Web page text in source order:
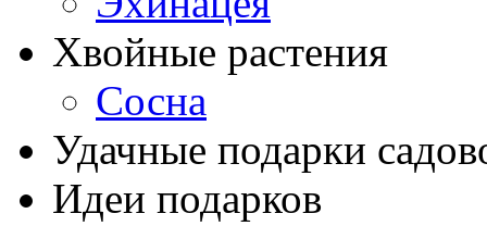
Хвойные растения
Сосна
Удачные подарки
Идеи подарков